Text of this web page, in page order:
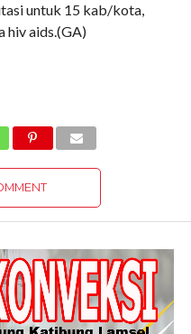
untuk 15 kab/kota,
hiv aids.(GA)